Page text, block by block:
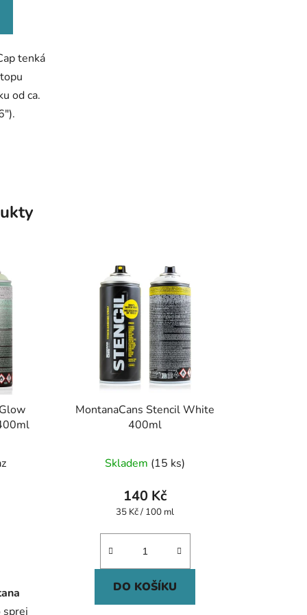
tenká
od ca.
sprej
MontanaCans Stencil White
400ml
Skladem (15 ks)
140 Kč
Měrná
35 Kč / 100 ml
DO KOŠÍKU